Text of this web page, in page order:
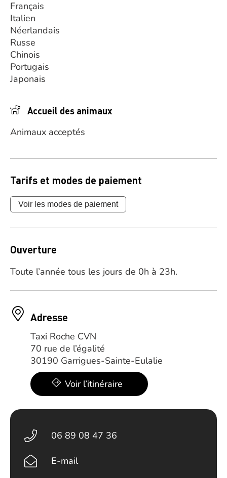
Français
Italien
Néerlandais
Russe
Chinois
Portugais
Japonais
Accueil des animaux
Animaux acceptés
Tarifs et modes de paiement
Voir les modes de paiement
Ouverture
Toute l’année tous les jours de 0h à 23h.
Adresse
Taxi Roche CVN
70 rue de l’égalité
30190 Garrigues-Sainte-Eulalie
Voir l’itinéraire
06 89 08 47 36
E-mail